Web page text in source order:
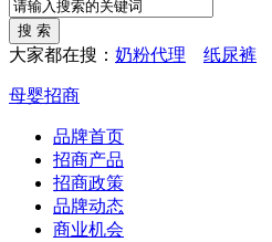
大家都在搜： 奶粉代理 纸尿裤
母婴招商
品牌首页
招商产品
招商政策
品牌动态
商业机会